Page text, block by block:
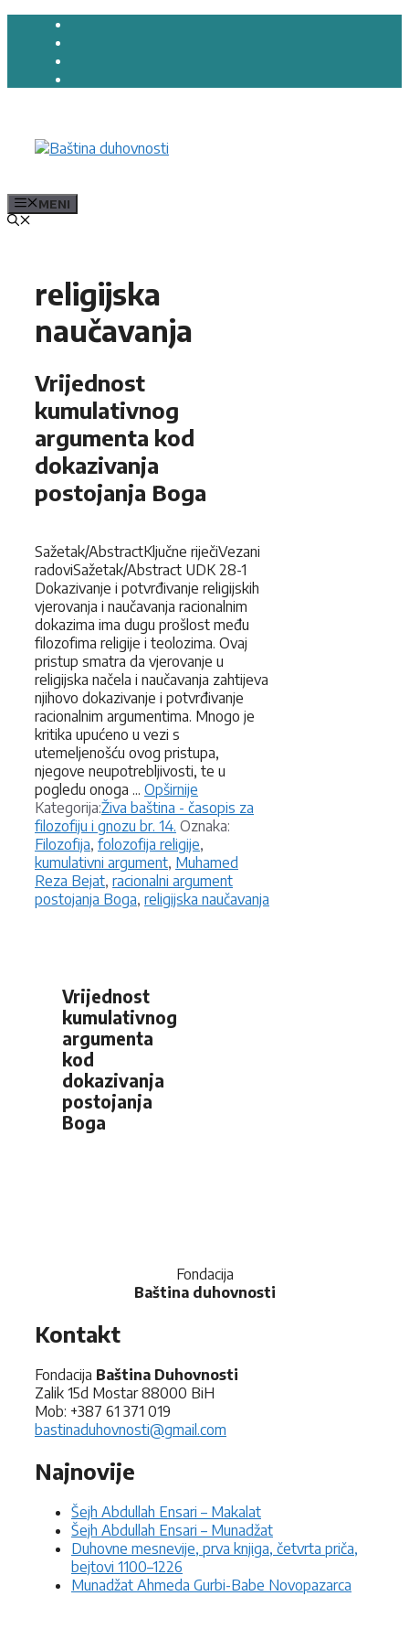
Preskoči
MENI
religijska
naučavanja
Vrijednost
kumulativnog
argumenta kod
dokazivanja
postojanja Boga
Sažetak/AbstractKljučne riječiVezani
radoviSažetak/Abstract UDK 28-1
Dokazivanje i potvrđivanje religijskih
vjerovanja i naučavanja racionalnim
dokazima ima dugu prošlost među
filozofima religije i teolozima. Ovaj
pristup smatra da vjerovanje u
religijska načela i naučavanja zahtijeva
njihovo dokazivanje i potvrđivanje
racionalnim argumentima. Mnogo je
kritika upućeno u vezi s
utemeljenošću ovog pristupa,
njegove neupotrebljivosti, te u
pogledu onoga ... Opširnije
Kategorija:Kategorije
Živa baština - časopis za
filozofiju i gnozu br. 14. Oznaka:
Filozofija, folozofija religije,
kumulativni argument, Muhamed
Reza Bejat, racionalni argument
postojanja Boga, religijska naučavanja
Vrijednost
kumulativnog
argumenta
kod
dokazivanja
postojanja
Boga
Fondacija
Baština duhovnosti
Kontakt
Fondacija Baština Duhovnosti
Zalik 15d Mostar 88000 BiH
Mob: +387 61 371 019
bastinaduhovnosti@gmail.com
Najnovije
Šejh Abdullah Ensari – Makalat
Šejh Abdullah Ensari – Munadžat
Duhovne mesnevije, prva knjiga, četvrta priča,
bejtovi 1100–1226
Munadžat Ahmeda Gurbi-Babe Novopazarca